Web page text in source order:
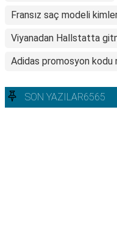
Fransız saç modeli
Viyanadan Hallstatta
Adidas promosyon kodu
SON YAZILAR6565